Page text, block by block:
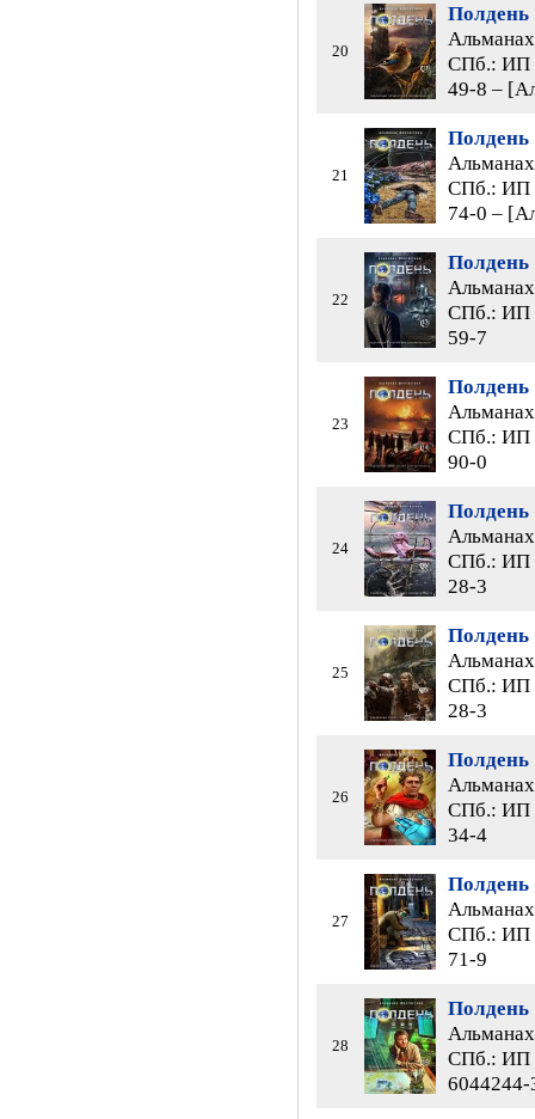
20
Полдень
СПб.: ИП
49-8 –
21
Полдень
СПб.: ИП
74-0 –
22
Полдень
СПб.: ИП
59-7
23
Полдень
СПб.: ИП
90-0
24
Полдень
СПб.: ИП
28-3
25
Полдень
СПб.: ИП
28-3
26
Полдень
СПб.: ИП
34-4
27
Полдень
СПб.: ИП
71-9
28
Полдень
СПб.: ИП
6044244-